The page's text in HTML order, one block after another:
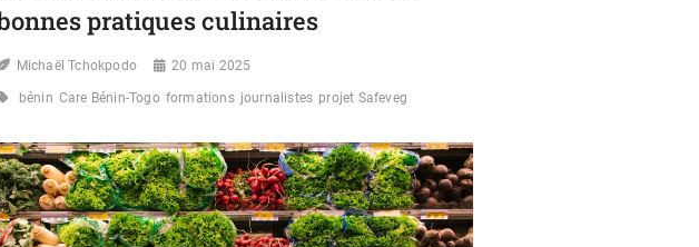
pratiques culinaires
Michaël Tchokpodo 20 mai 2025
bénin Care Bénin-Togo formations journalistes projet Safeveg